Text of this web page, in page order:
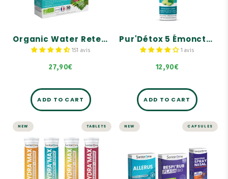
Organic Water Retention - 30 tablets
151 avis
27,90€
4 actions on water
retention: 1. Drains, 2.
Detoxifies, 3. Refines the
Formula composed of 6
organic plants and 3
organic buds.
ADD TO CART
Pur'Détox 5 Émonctoires - 20 Pastilles effervescentes
1 avis
12,90€
Détoxifiant global
intestins, reins, poumons
et peau
ADD TO CART
NEW TABLETS
HYDRA'MAX Pack
- Best Sellers &
New Products
Hydration + Energy
NEW CAPSULES
Confort
Saisonnier
A complementary trio